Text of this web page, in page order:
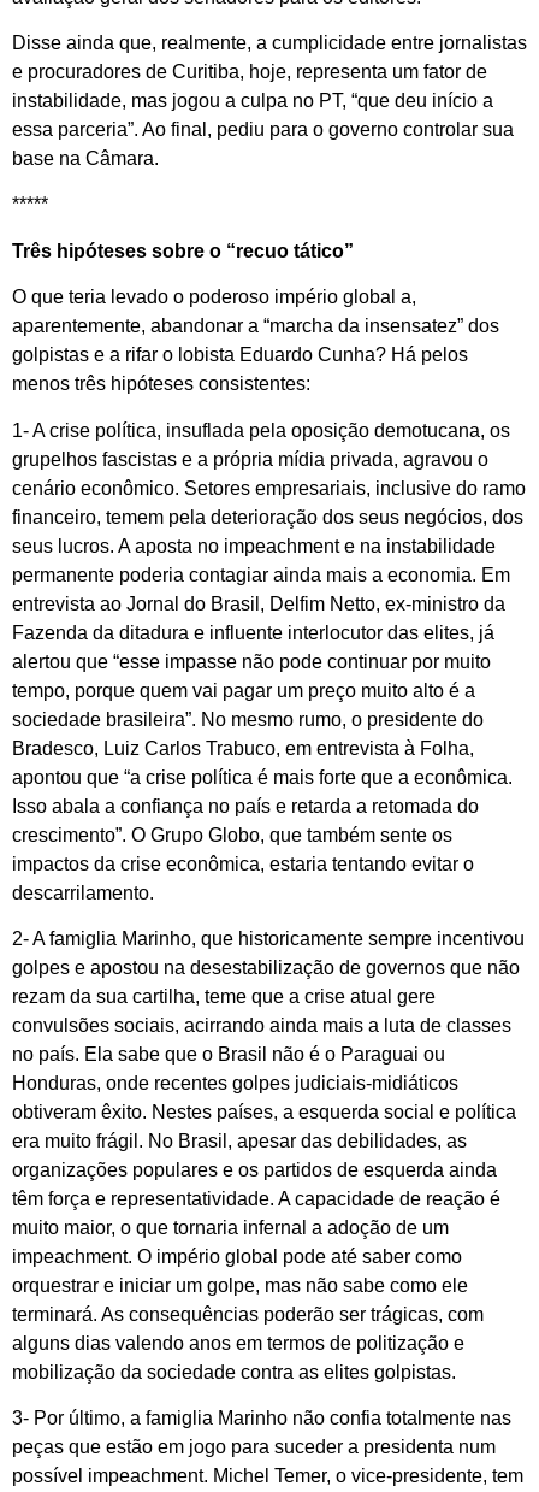
Disse ainda que, realmente, a cumplicidade entre jornalistas
e procuradores de Curitiba, hoje, representa um fator de
instabilidade, mas jogou a culpa no PT, “que deu início a
essa parceria”. Ao final, pediu para o governo controlar sua
base na Câmara.
*****
Três hipóteses sobre o “recuo tático”
O que teria levado o poderoso império global a,
aparentemente, abandonar a “marcha da insensatez” dos
golpistas e a rifar o lobista Eduardo Cunha? Há pelos
menos três hipóteses consistentes:
1- A crise política, insuflada pela oposição demotucana, os
grupelhos fascistas e a própria mídia privada, agravou o
cenário econômico. Setores empresariais, inclusive do ramo
financeiro, temem pela deterioração dos seus negócios, dos
seus lucros. A aposta no impeachment e na instabilidade
permanente poderia contagiar ainda mais a economia. Em
entrevista ao Jornal do Brasil, Delfim Netto, ex-ministro da
Fazenda da ditadura e influente interlocutor das elites, já
alertou que “esse impasse não pode continuar por muito
tempo, porque quem vai pagar um preço muito alto é a
sociedade brasileira”. No mesmo rumo, o presidente do
Bradesco, Luiz Carlos Trabuco, em entrevista à Folha,
apontou que “a crise política é mais forte que a econômica.
Isso abala a confiança no país e retarda a retomada do
crescimento”. O Grupo Globo, que também sente os
impactos da crise econômica, estaria tentando evitar o
descarrilamento.
2- A famiglia Marinho, que historicamente sempre incentivou
golpes e apostou na desestabilização de governos que não
rezam da sua cartilha, teme que a crise atual gere
convulsões sociais, acirrando ainda mais a luta de classes
no país. Ela sabe que o Brasil não é o Paraguai ou
Honduras, onde recentes golpes judiciais-midiáticos
obtiveram êxito. Nestes países, a esquerda social e política
era muito frágil. No Brasil, apesar das debilidades, as
organizações populares e os partidos de esquerda ainda
têm força e representatividade. A capacidade de reação é
muito maior, o que tornaria infernal a adoção de um
impeachment. O império global pode até saber como
orquestrar e iniciar um golpe, mas não sabe como ele
terminará. As consequências poderão ser trágicas, com
alguns dias valendo anos em termos de politização e
mobilização da sociedade contra as elites golpistas.
3- Por último, a famiglia Marinho não confia totalmente nas
peças que estão em jogo para suceder a presidenta num
possível impeachment. Michel Temer, o vice-presidente, tem